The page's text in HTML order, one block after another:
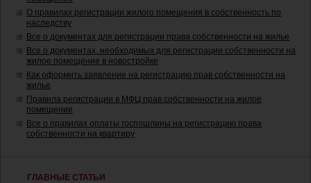
О правилах регистрации жилого помещения в собственность по
наследству
Все о документах для регистрации права собственности на жилье
Все о документах, необходимых для регистрации собственности на
жилое помещение в новостройке
Как оформить заявление на регистрацию прав собственности на
жилье
Правила регистрации в МФЦ прав собственности на жилое
помещение
Все о правилах оплаты госпошлины на регистрацию права
собственности на квартиру
ГЛАВНЫЕ СТАТЬИ